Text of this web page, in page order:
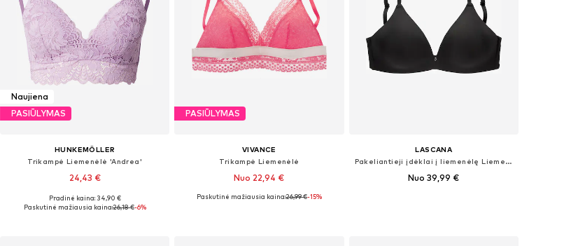
Naujiena
PASIŪLYMAS
HUNKEMÖLLER
Trikampė Liemenėlė 'Andrea'
24,43 €
Yra daugybė dydžių
Pradinė kaina: 34,90 €
Paskutinė mažiausia kaina:26,18 €-6%
PASIŪLYMAS
VIVANCE
Trikampė Liemenėlė
Nuo 22,94 €
+1
Galimi dydžiai: 70, 75, 75, 80, 80
Paskutinė mažiausia kaina:26,99 €-15%
LASCANA
Pakeliantieji įdėklai į liemenėlę Liemenėlė
Nuo 39,99 €